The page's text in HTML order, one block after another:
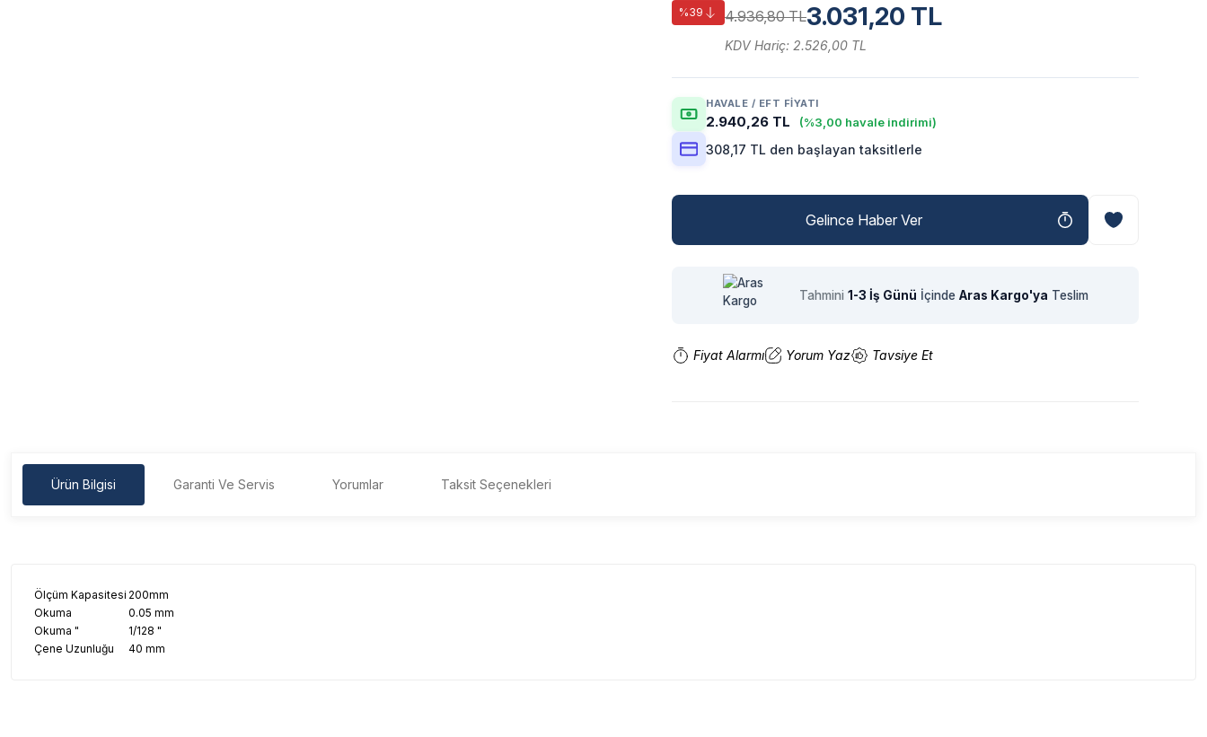
%39 4.936,80 TL3.031,20 TL
KDV Hariç: 2.526,00 TL
HAVALE / EFT FIYATI
2.940,26 TL (%3,00 havale indirimi)
308,17 TL den başlayan taksitlerle
Gelince Haber Ver
Tahmini 1-3 İş Günü İçinde Aras Kargo'ya Teslim
Fiyat Alarmı Yorum Yaz Tavsiye Et
Ürün Bilgisi Garanti Ve Servis Yorumlar Taksit Seçenekleri
Ölçüm Kapasitesi 200mm
Okuma
0.05 mm
Okuma "
1/128 "
Çene Uzunluğu
40 mm